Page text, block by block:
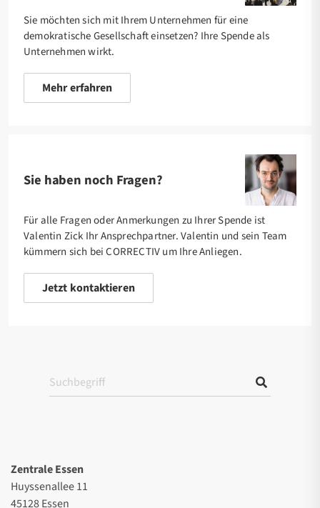
Sie möchten sich mit Ihrem Unternehmen für eine
demokratische Gesellschaft einsetzen? Ihre Spende als
Unternehmen wirkt.
Mehr erfahren
Sie haben noch Fragen?
Für alle Fragen oder Anmerkungen zu Ihrer Spende ist
Valentin Zick Ihr Ansprechpartner. Valentin und sein Team
kümmern sich bei CORRECTIV um Ihre Anliegen.
Jetzt kontaktieren
Zentrale Essen
Huyssenallee 11
45128 Essen